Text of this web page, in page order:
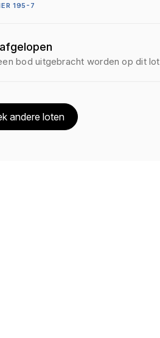
195-7
bod uitgebracht worden op dit lot
andere loten